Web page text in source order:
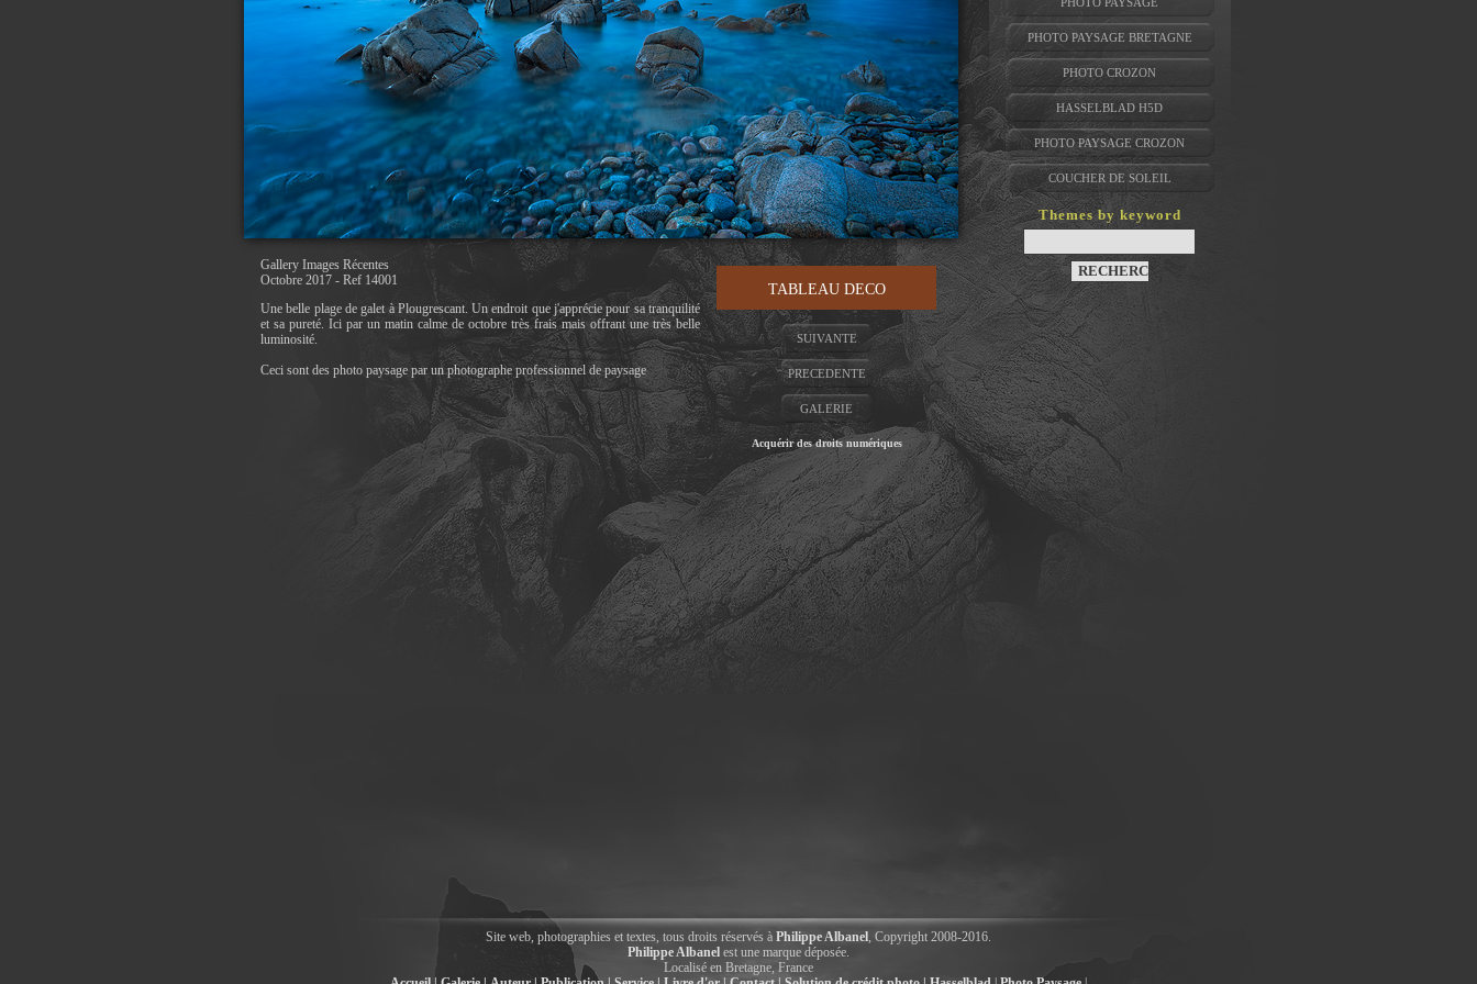
Gallery Images Récentes
Octobre 2017 - Ref 14001
Une belle plage de galet à Plougrescant. Un endroit que j'apprécie pour sa tranquilité
et sa pureté. Ici par un matin calme de octobre très frais mais offrant une très belle
luminosité.
Ceci sont des photo paysage par un photographe professionnel de paysage
TABLEAU DECO
SUIVANTE
PRECEDENTE
GALERIE
Acquérir des droits numériques
PHOTO PAYSAGE BRETAGNE
PHOTO CROZON
HASSELBLAD H5D
PHOTO PAYSAGE CROZON
COUCHER DE SOLEIL
Themes by keyword
Site web, photographies et textes, tous droits réservés à Philippe Albanel, Copyright 2008-2016.
Philippe Albanel est une marque déposée.
Localisé en Bretagne, France